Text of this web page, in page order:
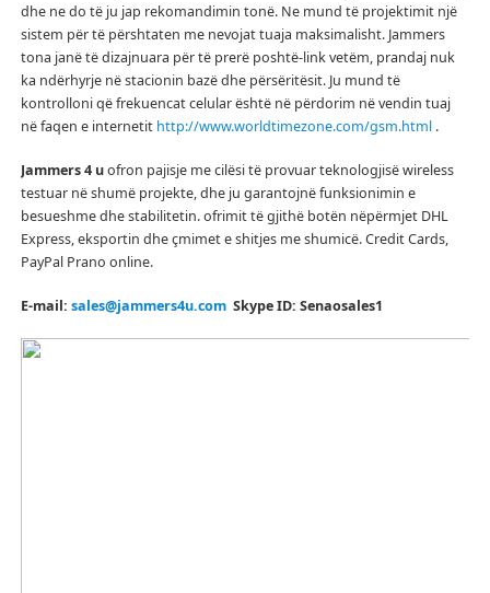
dhe ne do të ju jap rekomandimin tonë. Ne mund të projektimit një
sistem për të përshtaten me nevojat tuaja maksimalisht. Jammers
tona janë të dizajnuara për të prerë poshtë-link vetëm, prandaj nuk
ka ndërhyrje në stacionin bazë dhe përsëritësit. Ju mund të
kontrolloni që frekuencat celular është në përdorim në vendin tuaj
në faqen e internetit http://www.worldtimezone.com/gsm.html.
Jammers 4 uofron pajisje me cilësi të provuar teknologjisë wireless
testuar në shumë projekte, dhe ju garantojnë funksionimin e
besueshme dhe stabilitetin.ofrimit të gjithë botën nëpërmjet DHL
Express, eksportin dhe çmimet e shitjes me shumicë.Credit Cards,
PayPal Prano online.
E-mail: sales@jammers4u.com Skype ID: Senaosales1